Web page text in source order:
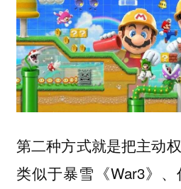
第二种方式就是把主动
类似于暴雪《War3》